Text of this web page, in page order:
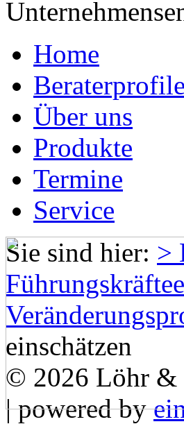
Home
Beraterprofile
Über uns
Produkte
Termine
Service
Sie sind hier: >
einschätzen
© 2026 Löhr &
| powered by